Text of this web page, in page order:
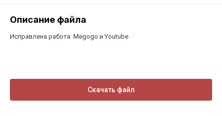
Описание файла
Исправлена работа Megogo и Youtube
Скачать файл